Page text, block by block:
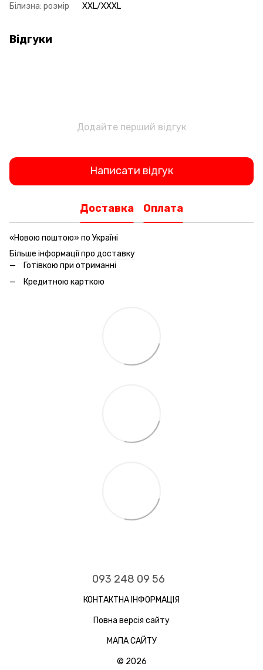
Білизна: розмір
XXL/XXXL
Відгуки
Додайте перший відгук
Написати відгук
Доставка Оплата
«Новою поштою» по Україні
Більше інформації про доставку
Готівкою при отриманні
Кредитною карткою
093 248 09 56
КОНТАКТНА ІНФОРМАЦІЯ
Повна версія сайту
МАПА САЙТУ
© 2026